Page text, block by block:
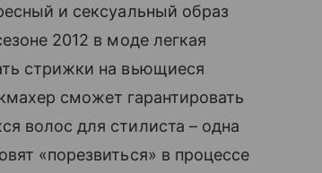
и сексуальный образ
2012 в моде легкая
стрижки на вьющиеся
сможет гарантировать
волос для стилиста – одна
«порезвиться» в процессе